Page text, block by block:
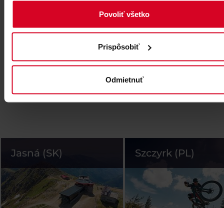
Povoliť všetko
Prispôsobiť
Odmietnuť
Jasná (SK) Szczyrk (PL)